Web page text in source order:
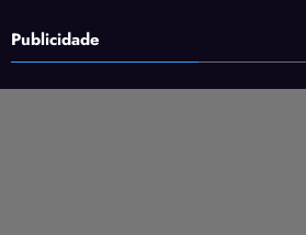
Publicidade